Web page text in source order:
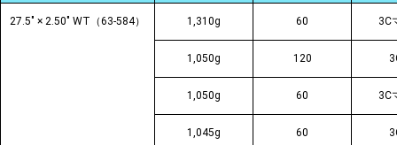
27.5″ × 2.50″ WT（63-584） 1,310g 60 3C
1,050g 120
1,050g 60 3C
1,045g 60